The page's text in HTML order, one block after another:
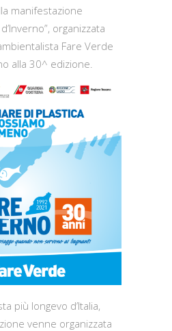
manifestazione
organizzata
Fare Verde
alla 30^ edizione.
più longevo d’Italia,
venne organizzata